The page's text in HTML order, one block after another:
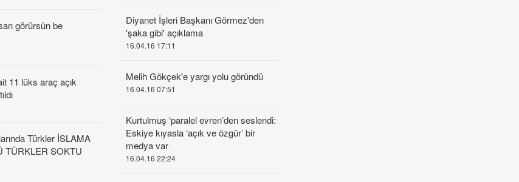
görürsün be
11 lüks araç açık
Türkler İSLAMA
TÜRKLER SOKTU
Diyanet İşleri Başkanı Görmez'den
'şaka gibi' açıklama
16.04.16 17:11
Melih Gökçek'e yargı yolu göründü
16.04.16 07:51
Kurtulmuş ‘paralel evren’den seslendi:
Eskiye kıyasla ‘açık ve özgür’ bir
medya var
16.04.16 22:24